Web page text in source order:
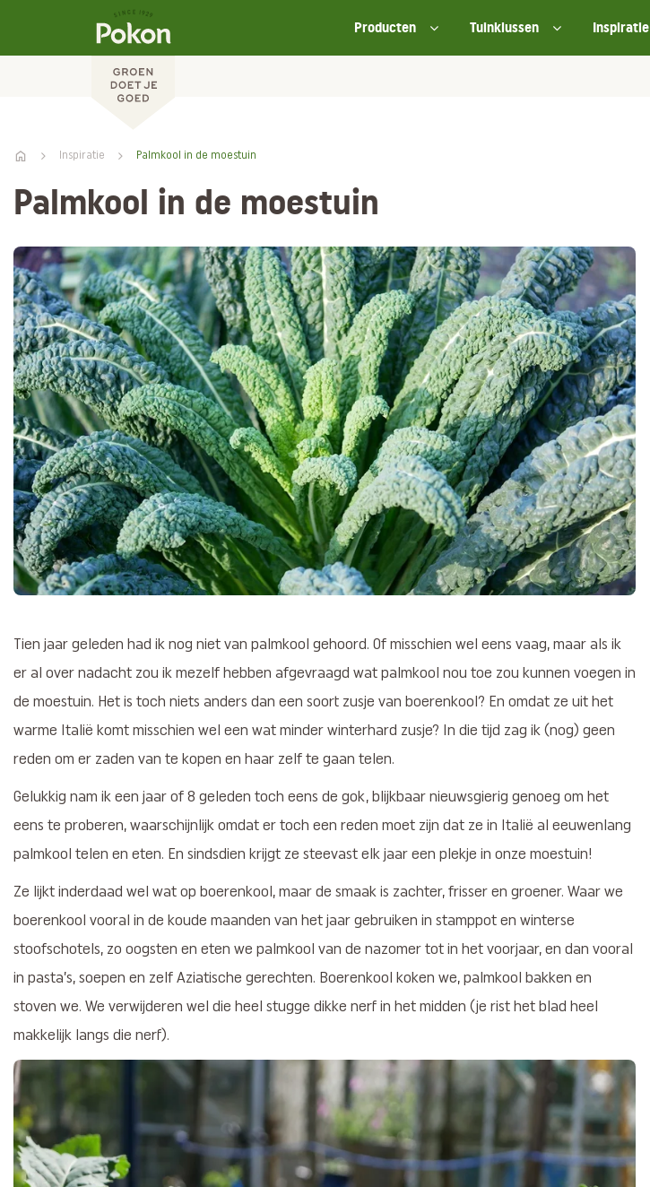
Producten Tuinklussen Inspiratie
Inspiratie Palmkool in de moestuin
Palmkool in de moestuin
Tien jaar geleden had ik nog niet van palmkool gehoord. Of misschien wel eens vaag, maar als ik
er al over nadacht zou ik mezelf hebben afgevraagd wat palmkool nou toe zou kunnen voegen in
de moestuin. Het is toch niets anders dan een soort zusje van boerenkool? En omdat ze uit het
warme Italië komt misschien wel een wat minder winterhard zusje? In die tijd zag ik (nog) geen
reden om er zaden van te kopen en haar zelf te gaan telen.
Gelukkig nam ik een jaar of 8 geleden toch eens de gok, blijkbaar nieuwsgierig genoeg om het
eens te proberen, waarschijnlijk omdat er toch een reden moet zijn dat ze in Italië al eeuwenlang
palmkool telen en eten. En sindsdien krijgt ze steevast elk jaar een plekje in onze moestuin!
Ze lijkt inderdaad wel wat op boerenkool, maar de smaak is zachter, frisser en groener. Waar we
boerenkool vooral in de koude maanden van het jaar gebruiken in stamppot en winterse
stoofschotels, zo oogsten en eten we palmkool van de nazomer tot in het voorjaar, en dan vooral
in pasta’s, soepen en zelf Aziatische gerechten. Boerenkool koken we, palmkool bakken en
stoven we. We verwijderen wel die heel stugge dikke nerf in het midden (je rist het blad heel
makkelijk langs die nerf).